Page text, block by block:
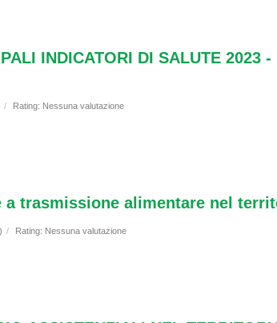
INDICATORI DI SALUTE 2023
/ Rating: Nessuna valutazione
trasmissione alimentare nel
/ Rating: Nessuna valutazione